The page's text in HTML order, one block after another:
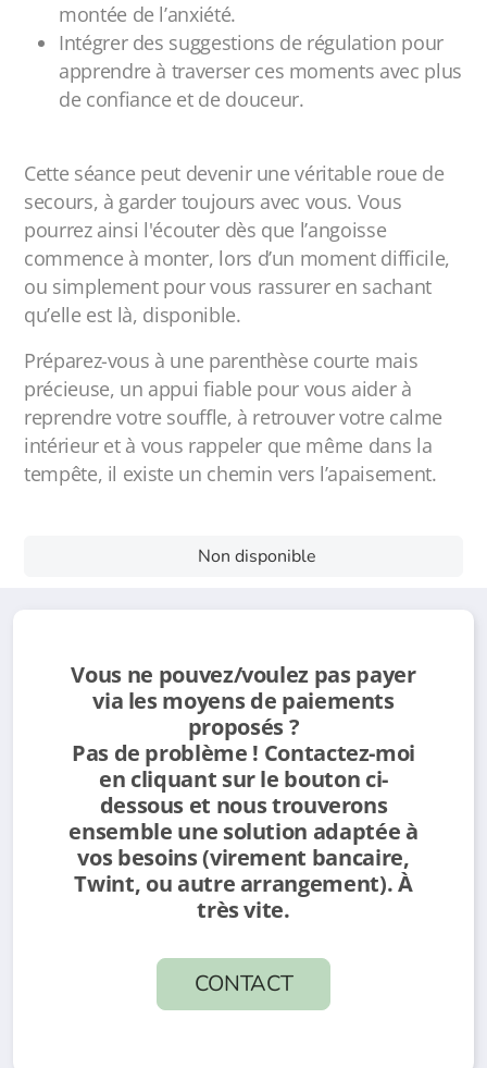
montée de l’anxiété.
Intégrer des suggestions de régulation pour
apprendre à traverser ces moments avec plus
de confiance et de douceur.
Cette séance peut devenir une véritable roue de
secours, à garder toujours avec vous. Vous
pourrez ainsi l'écouter dès que l’angoisse
commence à monter, lors d’un moment difficile,
ou simplement pour vous rassurer en sachant
qu’elle est là, disponible.
Préparez-vous à une parenthèse courte mais
précieuse, un appui fiable pour vous aider à
reprendre votre souffle, à retrouver votre calme
intérieur et à vous rappeler que même dans la
tempête, il existe un chemin vers l’apaisement.
Non disponible
Vous ne pouvez/voulez pas payer
via les moyens de paiements
proposés ?
Pas de problème ! Contactez-moi
en cliquant sur le bouton ci-
dessous et nous trouverons
ensemble une solution adaptée à
vos besoins (virement bancaire,
Twint, ou autre arrangement). À
très vite.
CONTACT